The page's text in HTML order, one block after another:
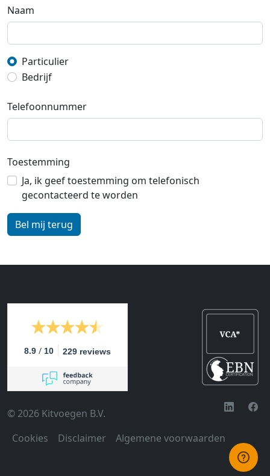
Naam
Particulier
Bedrijf
Telefoonnummer
Toestemming
Ja, ik geef toestemming om telefonisch
gecontacteerd te worden
8.9 / 10 229 reviews
© 2026 Kitvoegen B.V.
Cookies
Disclaimer Algemene voorwaarden